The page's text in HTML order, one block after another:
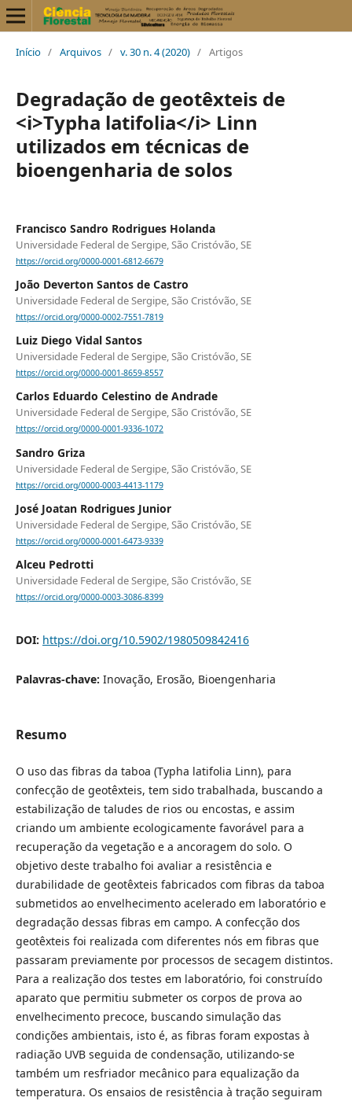
Início / Arquivos / v. 30 n. 4 (2020) / Artigos
Degradação de geotêxteis de
<i>Typha latifolia</i> Linn
utilizados em técnicas de
bioengenharia de solos
Francisco Sandro Rodrigues Holanda
Universidade Federal de Sergipe, São Cristóvão, SE
https://orcid.org/0000-0001-6812-6679
João Deverton Santos de Castro
Universidade Federal de Sergipe, São Cristóvão, SE
https://orcid.org/0000-0002-7551-7819
Luiz Diego Vidal Santos
Universidade Federal de Sergipe, São Cristóvão, SE
https://orcid.org/0000-0001-8659-8557
Carlos Eduardo Celestino de Andrade
Universidade Federal de Sergipe, São Cristóvão, SE
https://orcid.org/0000-0001-9336-1072
Sandro Griza
Universidade Federal de Sergipe, São Cristóvão, SE
https://orcid.org/0000-0003-4413-1179
José Joatan Rodrigues Junior
Universidade Federal de Sergipe, São Cristóvão, SE
https://orcid.org/0000-0001-6473-9339
Alceu Pedrotti
Universidade Federal de Sergipe, São Cristóvão, SE
https://orcid.org/0000-0003-3086-8399
DOI: https://doi.org/10.5902/1980509842416
Palavras-chave: Inovação, Erosão, Bioengenharia
Resumo
O uso das fibras da taboa (Typha latifolia Linn), para
confecção de geotêxteis, tem sido trabalhada, buscando a
estabilização de taludes de rios ou encostas, e assim
criando um ambiente ecologicamente favorável para a
recuperação da vegetação e a ancoragem do solo. O
objetivo deste trabalho foi avaliar a resistência e
durabilidade de geotêxteis fabricados com fibras da taboa
submetidos ao envelhecimento acelerado em laboratório e
degradação dessas fibras em campo. A confecção dos
geotêxteis foi realizada com diferentes nós em fibras que
passaram previamente por processos de secagem distintos.
Para a realização dos testes em laboratório, foi construído
aparato que permitiu submeter os corpos de prova ao
envelhecimento precoce, buscando simulação das
condições ambientais, isto é, as fibras foram expostas à
radiação UVB seguida de condensação, utilizando-se
também um resfriador mecânico para equalização da
temperatura. Os ensaios de resistência à tração seguiram